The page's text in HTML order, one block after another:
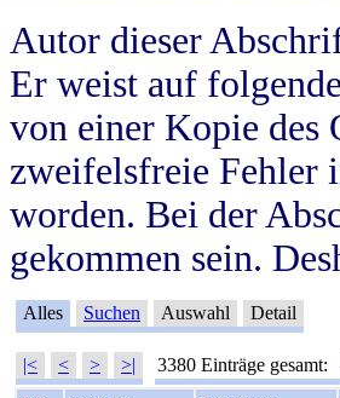
Autor dieser
Er weist auf
von einer Kopie des
zweifelsfreie Fehler
worden. Bei der
gekommen sein.
Alles Suchen Auswahl Detail
|< < > >| 3380 Einträge gesamt: